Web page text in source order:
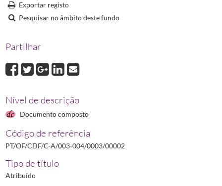
00008Correspondência avulsa trocada com Adolfo Augusto Rodrigues
00009 Correspondência avulsa trocada com José Dias Hipólito Parente
00019 Correspondência avulsa trocada relativa ao Centenário de
Exportar registo
Pesquisar no âmbito deste fundo
Partilhar
Nível de descrição
Documento composto
Código de referência
PT/OF/CDF/C-A/003-004/0003/00002
Tipo de título
Atribuído